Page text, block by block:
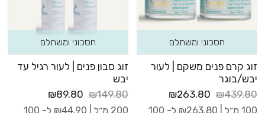
חסכוני ומשתלם
זוג קרם פנים משקם | לעור
יבש/בוגר
₪439.80
₪263.80
100 מ״ל | ₪263.80 ל- 100
חסכוני ומשתלם
זוג סבון פנים | לעור רגיל עד
יבש
₪149.80
₪89.80
200 מ״ל | ₪44.90 ל- 100